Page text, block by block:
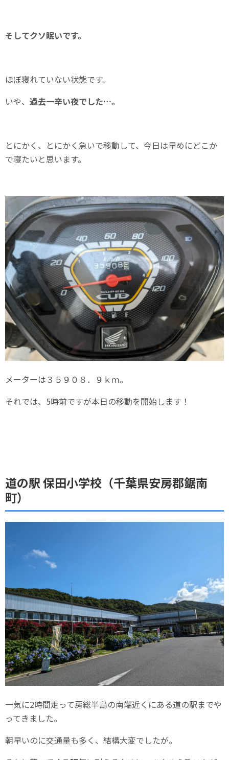
そしてクソ眠いです。
ほぼ寝れていない状態です。
いや、 過去一辛い夜でした…。
とにかく、とにかく急いで移動して、今日は早めにどこか
で寝たいと思います。
メーターは３５９０８．９ｋｍ。
それでは、5時前ですが本日の移動を開始します！
道の駅 保田小学校（千葉県安房郡鋸南
町）
一気に2時間走って房総半島の南端近くにある道の駅までや
ってきました。
朝早いのに交通量も多く、結構大変でしたが。